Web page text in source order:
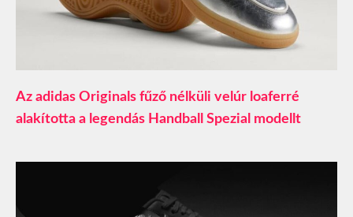
Az adidas Originals fűző nélküli velúr loaferré
alakította a legendás Handball Spezial modellt